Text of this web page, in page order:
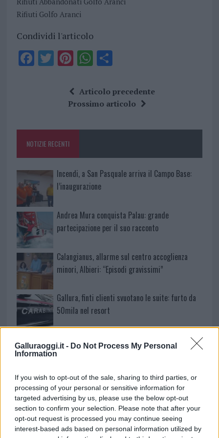
Galluraoggi.it - Do Not Process My Personal
Information
If you wish to opt-out of the sale, sharing to third parties, or
processing of your personal or sensitive information for
targeted advertising by us, please use the below opt-out
section to confirm your selection. Please note that after your
opt-out request is processed you may continue seeing
interest-based ads based on personal information utilized by
Rifiuti Golfo Aranci
Condividi l'articolo
F
o
k
T Pi
te
re
W
at
s
p
S
a
re
Articolo precedente
Prossimo articolo
NOTIZIE RECENTI
Incendi, a San Pasquale arriva il Campo Base:
l’inaugurazione
Andrea Mura conquista Palau: grande
partecipazione per il suo racconto
Calangianus, allarme sul centro accoglienza
minori, Albieri: “Episodi gravissimi”
Gallura, finti clienti svuotano le suite: furto da
50mila nel resort
protagonisti
Test tunnel Olbia: rampe chiuse ancora fino a
fine agosto
Aggius conquista la classifica delle mete più
amate dell’estate 2026